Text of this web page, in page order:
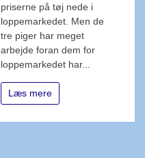
priserne på tøj nede i
loppemarkedet. Men de
tre piger har meget
arbejde foran dem for
loppemarkedet har...
Læs mere